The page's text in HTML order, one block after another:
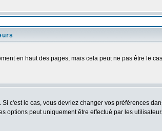
en haut des pages, mais cela peut ne pas être le
c'est le cas, vous devriez changer vos préférences
options peut uniquement être effectué par les